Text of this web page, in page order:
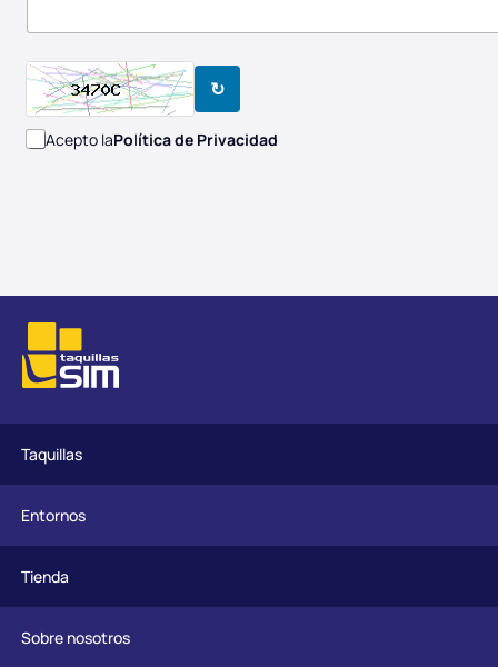
↻
Acepto laPolítica de Privacidad
Taquillas
Entornos
Tienda
Sobre nosotros